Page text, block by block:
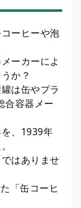
ーヒーや泡
ーカーによ
か？
は缶やプラ
合容器メー
、1939年
はありませ
「缶コーヒ